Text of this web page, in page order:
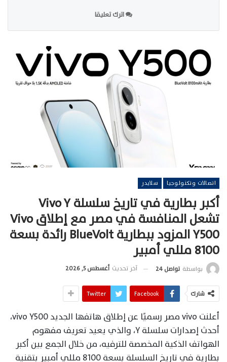
اترك تعليقا
اتصالات وتكنولوجيا سلايدر
أكبر بطارية في تاريخ سلسلة Vivo Y
تشعل المنافسة في مصر مع إطلاق Vivo
Y500 المزود ببطارية BlueVolt رائدة بسعة
8100 مللي أمبير
بواسطة تواصل 24 آخر تحديث أغسطس 5, 2026
شارك Facebook
Twitter
أعلنت vivo مصر رسميًا عن إطلاق هاتفها الجديد vivo Y500،
أحدث إصدارات سلسلة Y، والذي يعيد تعريف مفهوم
الهواتف الذكية المخصصة للترفيه، من خلال الجمع بين أكبر
بطارية في تاريخ السلسلة بسعة 8100 مللي أمبير بتقنية